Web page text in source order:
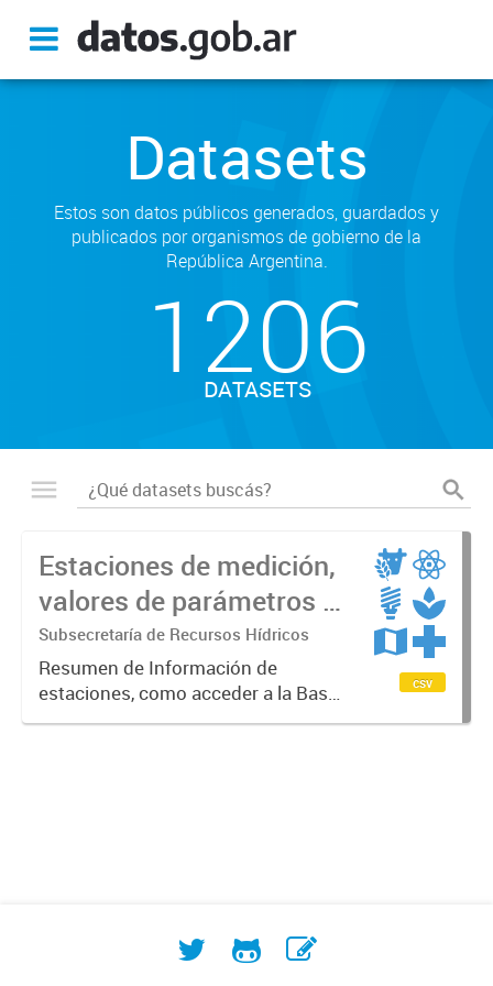
Datasets
Estos son datos públicos generados, guardados y
publicados por organismos de gobierno de la
República Argentina.
1206
DATASETS
Estaciones de medición,
valores de parámetros y
productos de la Red
Subsecretaría de Recursos Hídricos
Resumen de Información de
estaciones, como acceder a la Base
de Datos y vínculos a varios
csv